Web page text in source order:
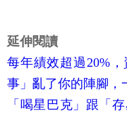
延伸閱讀
每年績效超過20%
事」亂了你的陣腳，
「喝星巴克」跟「